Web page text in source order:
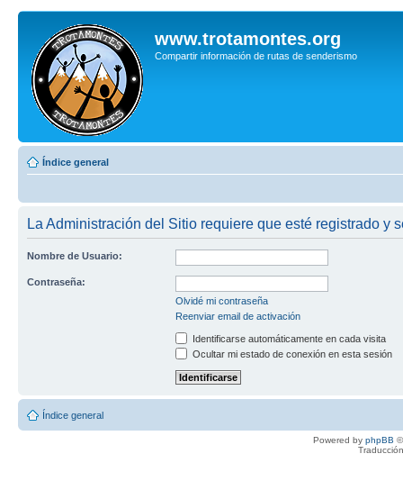
www.trotamontes.org
Compartir información de rutas de senderismo
Índice general
La Administración del Sitio requiere que esté registrado y
Nombre de Usuario:
Contraseña:
Olvidé mi contraseña
Reenviar email de activación
Identificarse automáticamente en cada visita
Ocultar mi estado de conexión en esta sesión
Índice general
Powered by phpBB